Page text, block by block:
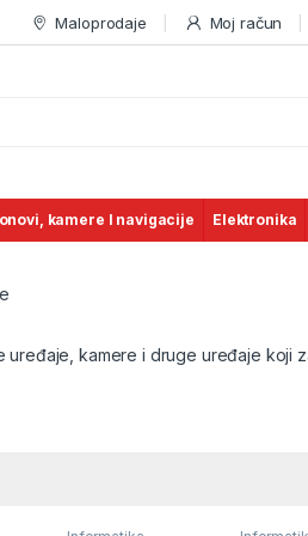
Maloprodaje Moj račun
kamere I navigacije Elektronika
uređaje, kamere i druge uređaje koji